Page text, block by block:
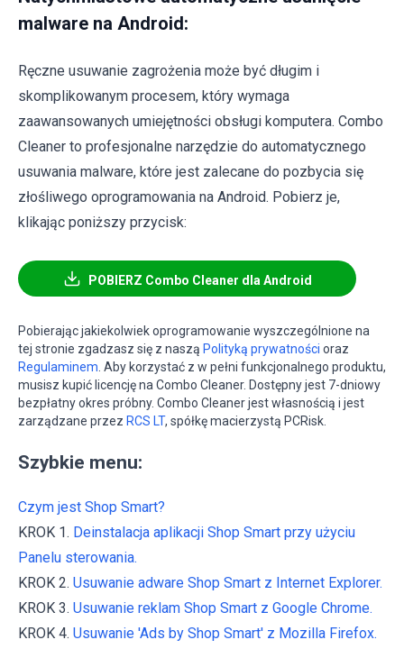
malware na Android:
Ręczne usuwanie zagrożenia może być długim i
skomplikowanym procesem, który wymaga
zaawansowanych umiejętności obsługi komputera. Combo
Cleaner to profesjonalne narzędzie do automatycznego
usuwania malware, które jest zalecane do pozbycia się
złośliwego oprogramowania na Android. Pobierz je,
klikając poniższy przycisk:
POBIERZ Combo Cleaner dla Android
Pobierając jakiekolwiek oprogramowanie wyszczególnione na
tej stronie zgadzasz się z naszą Polityką prywatności oraz
Regulaminem . Aby korzystać z w pełni funkcjonalnego produktu,
musisz kupić licencję na Combo Cleaner. Dostępny jest 7-dniowy
bezpłatny okres próbny. Combo Cleaner jest własnością i jest
zarządzane przez RCS LT, spółkę macierzystą PCRisk.
Szybkie menu:
Czym jest Shop Smart?
KROK 1. Deinstalacja aplikacji Shop Smart przy użyciu
Panelu sterowania.
KROK 2. Usuwanie adware Shop Smart z Internet Explorer.
KROK 3. Usuwanie reklam Shop Smart z Google Chrome.
KROK 4. Usuwanie 'Ads by Shop Smart' z Mozilla Firefox.